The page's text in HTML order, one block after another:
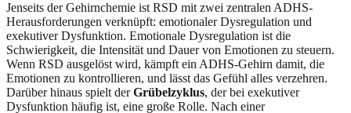
Jenseits der Gehirnchemie ist RSD mit zwei zentralen ADHS-
Herausforderungen verknüpft: emotionaler Dysregulation und
exekutiver Dysfunktion. Emotionale Dysregulation ist die
Schwierigkeit, die Intensität und Dauer von Emotionen zu steuern.
Wenn RSD ausgelöst wird, kämpft ein ADHS-Gehirn damit, die
Emotionen zu kontrollieren, und lässt das Gefühl alles verzehren.
Darüber hinaus spielt derGrübelzyklus, der bei exekutiver
Dysfunktion häufig ist, eine große Rolle. Nach einer